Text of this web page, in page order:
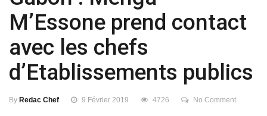
M’Essone prend contact
avec les chefs
d’Etablissements publics
By Redac Chef 9 Février 2019 4726 No Comment